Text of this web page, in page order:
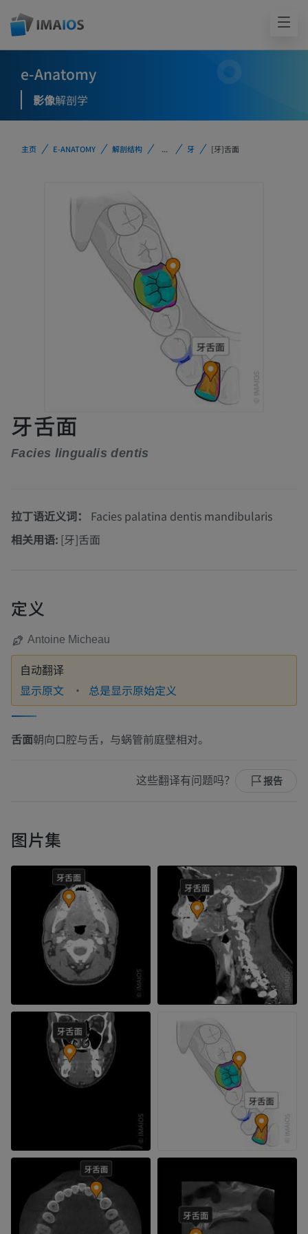
e-Anatomy
影像解剖学
主页 E-ANATOMY 解剖结构 ... 牙 [牙]舌面
牙舌面
Facies lingualis dentis
拉丁语近义词：
Facies palatina dentis mandibularis
相关用语: [牙]舌面
定义
Antoine Micheau
自动翻译
显示原文 总是显示原始定义
舌面朝向口腔与舌，与蜗管前庭壁相对。
这些翻译有问题吗？ 报告
图片集